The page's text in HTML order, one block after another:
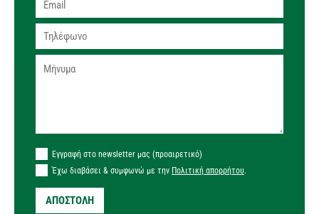
Εγγραφή στο newsletter μας (προαιρετικό)
Έχω διαβάσει & συμφωνώ με την Πολιτική απορρήτου.